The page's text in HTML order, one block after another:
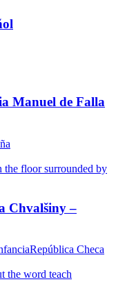
Manuel de Falla
Chvalšiny –
República Checa